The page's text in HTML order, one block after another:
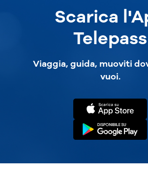
Scarica
Telepass
Viaggia, guida, muoviti
vuoi.